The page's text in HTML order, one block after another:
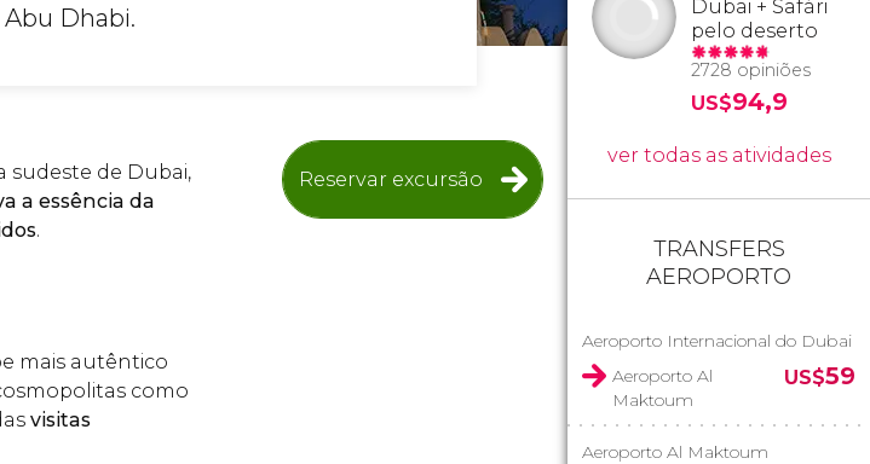
Dhabi.
Reservar excursão
sudeste de Dubai,
a essência da
.
mais autêntico
como
visitas
Dubai + Safári
pelo deserto
2728 opiniões
US$94,9
ver todas as atividades
TRANSFERS
AEROPORTO
Aeroporto Internacional do Dubai
Aeroporto Al
Maktoum
US$59
Aeroporto Al Maktoum